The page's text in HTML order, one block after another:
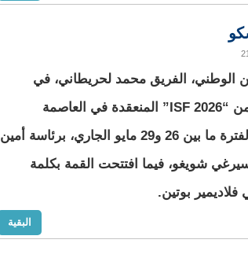
الوطني، الفريق محمد لحريطاني، في
أعمال القمة الدولية للأمن “ISF 2026” المنعقدة في العاصمة
الروسية موسكو خلال الفترة ما بين 26 و29 مايو الجاري، برئاسة أمين
شويغو، فيما افتتحت القمة بكلمة
بوتين.
البقية